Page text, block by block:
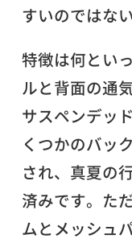
すいのではな
特徴は何とい
ルと背面の通
サスペンデッ
くつかのバッ
され、真夏の
済みです。た
ムとメッシュ